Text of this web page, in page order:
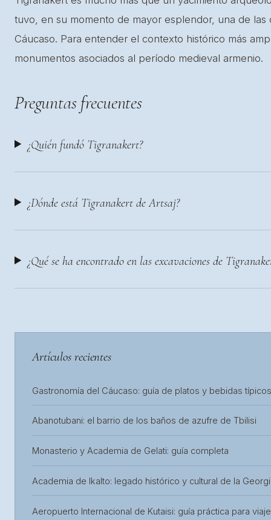
tuvo, en su momento de mayor esplendor, una de las
Cáucaso. Para entender el contexto histórico más
monumentos asociados al período medieval armenio.
Preguntas frecuentes
¿Quién fundó Tigranakert?
¿Dónde está Tigranakert de Artsaj?
¿Qué se ha encontrado en las excavaciones de
Artículos recientes
Gastronomía del Cáucaso: guía de platos y bebidas típicos
Abanotubani: el barrio de los baños de azufre de Tbilisi
Monasterio y Academia de Gelati: guía completa
Academia de Ikalto: legado histórico y cultural de la
Aeropuerto Internacional de Kutaisi: guía práctica para